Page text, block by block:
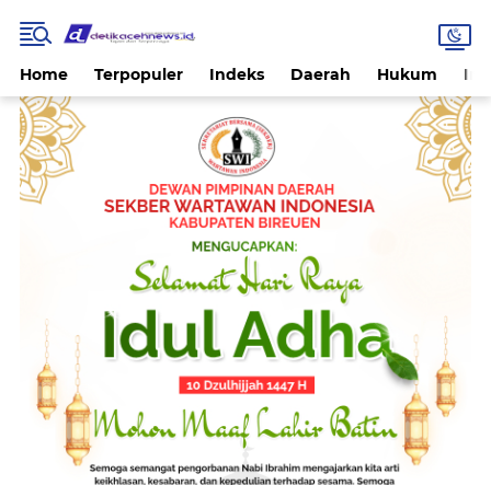
Home Terpopuler Indeks Daerah Hukum